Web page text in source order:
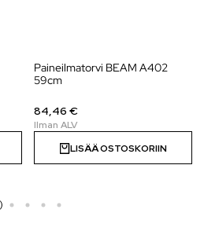
Paineilmatorvi BEAM A402
59cm
84,46 €
LISÄÄ OSTOSKORIIN